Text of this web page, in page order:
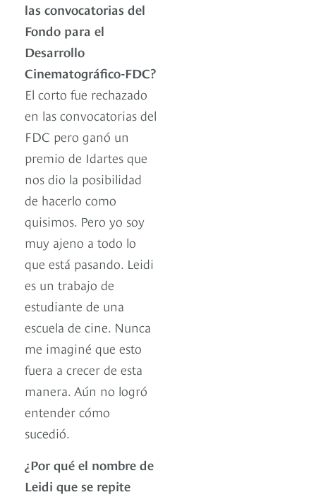
las convocatorias del
Fondo para el
Desarrollo
Cinematográfico-FDC?
El corto fue rechazado
en las convocatorias del
FDC pero ganó un
premio de Idartes que
nos dio la posibilidad
de hacerlo como
quisimos. Pero yo soy
muy ajeno a todo lo
que está pasando. Leidi
es un trabajo de
estudiante de una
escuela de cine. Nunca
me imaginé que esto
fuera a crecer de esta
manera. Aún no logró
entender cómo
sucedió.
¿Por qué el nombre de
Leidi que se repite